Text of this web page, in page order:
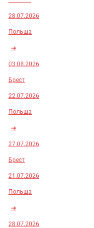
28.07.2026
Польша
➜
03.08.2026
Брест
22.07.2026
Польша
➜
27.07.2026
Брест
21.07.2026
Польша
➜
28.07.2026